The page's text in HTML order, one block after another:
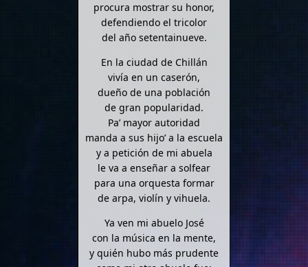
procura mostrar su honor,
defendiendo el tricolor
del año setentainueve.
En la ciudad de Chillán
vivía en un caserón,
dueño de una población
de gran popularidad.
Pa’ mayor autoridad
manda a sus hijo’ a la escuela
y a petición de mi abuela
le va a enseñar a solfear
para una orquesta formar
de arpa, violín y vihuela.
Ya ven mi abuelo José
con la música en la mente,
y quién hubo más prudente